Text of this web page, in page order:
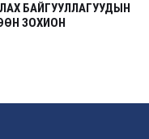
БАЙГУУЛЛАГУУДЫН
ЗОХИОН